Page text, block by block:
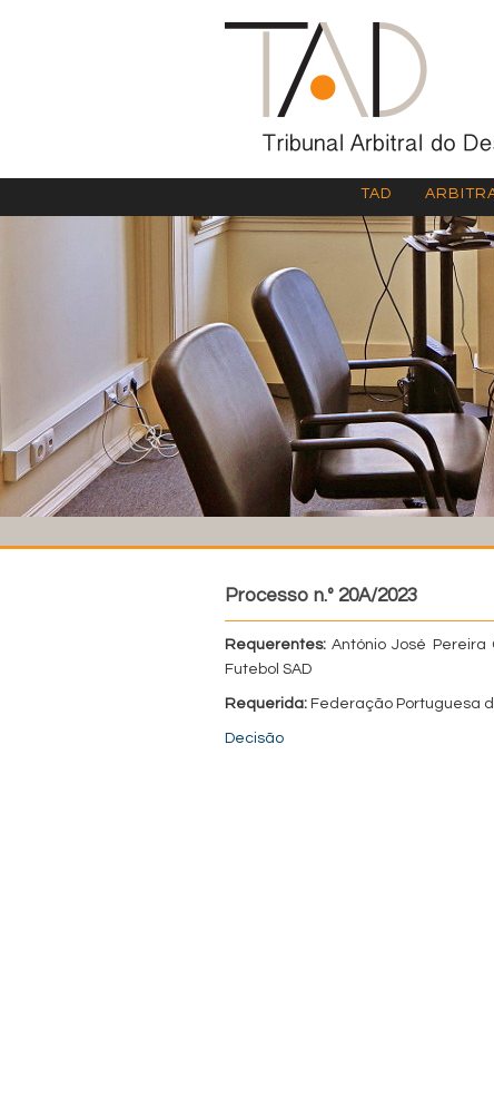
TAD
Processo n.º 20A/2023
Requerentes: António José Pereira
Futebol SAD
Requerida: Federação Portuguesa
Decisão